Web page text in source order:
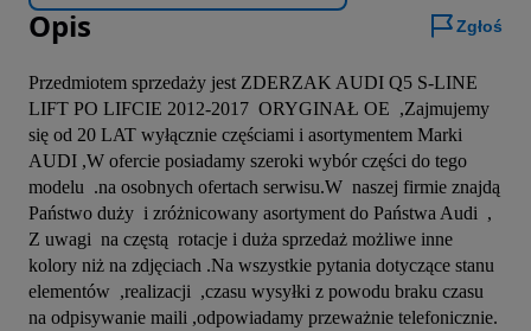
Opis Zgłoś
Przedmiotem sprzedaży jest ZDERZAK AUDI Q5 S-LINE
LIFT PO LIFCIE 2012-2017  ORYGINAŁ OE  ,Zajmujemy
się od 20 LAT wyłącznie częściami i asortymentem Marki
AUDI ,W ofercie posiadamy szeroki wybór części do tego
modelu  .na osobnych ofertach serwisu.W  naszej firmie znajdą
Państwo duży  i zróżnicowany asortyment do Państwa Audi  ,
Z uwagi  na częstą  rotacje i duża sprzedaż możliwe inne
kolory niż na zdjęciach .Na wszystkie pytania dotyczące stanu
elementów  ,realizacji  ,czasu wysyłki z powodu braku czasu
na odpisywanie maili ,odpowiadamy przeważnie telefonicznie.